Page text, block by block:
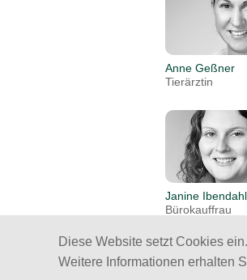
Anne Geßner
Tierärztin
Janine Ibendahl
Bürokauffrau
ImpressumIDatenschutz
Diese Website setzt Cookies
Weitere Informationen erhalten